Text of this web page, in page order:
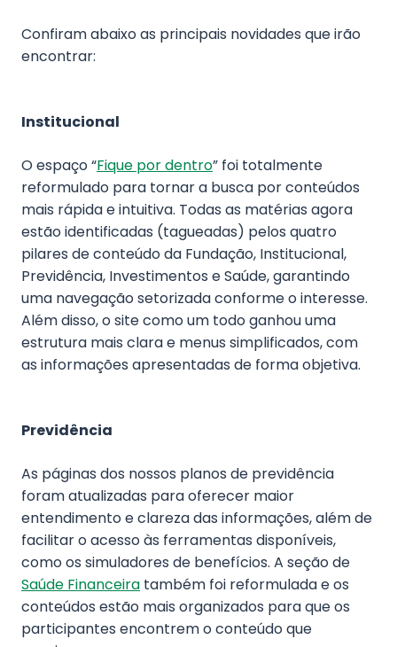
Confiram abaixo as principais novidades que irão
encontrar:
Institucional
O espaço “Fique por dentro” foi totalmente
reformulado para tornar a busca por conteúdos
mais rápida e intuitiva. Todas as matérias agora
estão identificadas (tagueadas) pelos quatro
pilares de conteúdo da Fundação, Institucional,
Previdência, Investimentos e Saúde, garantindo
uma navegação setorizada conforme o interesse.
Além disso, o site como um todo ganhou uma
estrutura mais clara e menus simplificados, com
as informações apresentadas de forma objetiva.
Previdência
As páginas dos nossos planos de previdência
foram atualizadas para oferecer maior
entendimento e clareza das informações, além de
facilitar o acesso às ferramentas disponíveis,
como os simuladores de benefícios. A seção de
Saúde Financeira também foi reformulada e os
conteúdos estão mais organizados para que os
participantes encontrem o conteúdo que